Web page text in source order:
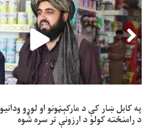
په کابل ښار کې د مارکېټونو او لوړو
د رامنځته کولو د ارزونې تر سره شوه